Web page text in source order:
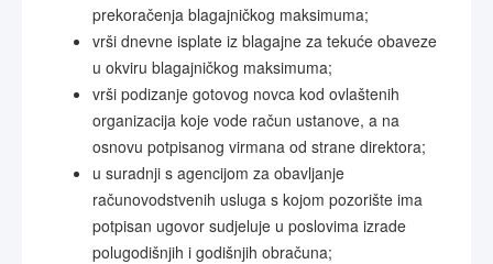
prekoračenja blagajničkog maksimuma;
vrši dnevne isplate iz blagajne za tekuće obaveze
u okviru blagajničkog maksimuma;
vrši podizanje gotovog novca kod ovlaštenih
organizacija koje vode račun ustanove, a na
osnovu potpisanog virmana od strane direktora;
u suradnji s agencijom za obavljanje
računovodstvenih usluga s kojom pozorište ima
potpisan ugovor sudjeluje u poslovima izrade
polugodišnjih i godišnjih obračuna;